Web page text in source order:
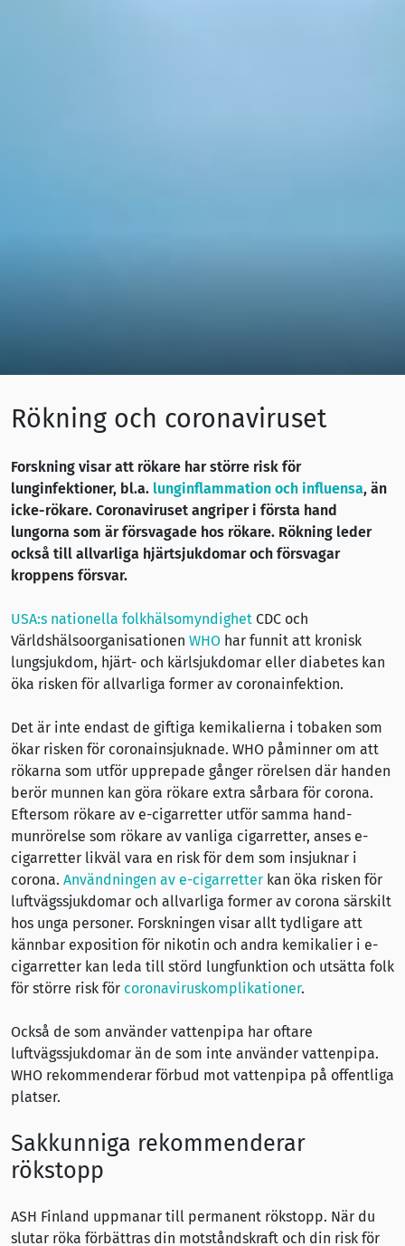
Rökning och coronaviruset
Forskning visar att rökare har större risk för
lunginfektioner, bl.a. lunginflammation och influensa, än
icke-rökare. Coronaviruset angriper i första hand
lungorna som är försvagade hos rökare. Rökning leder
också till allvarliga hjärtsjukdomar och försvagar
kroppens försvar.
USA:s nationella folkhälsomyndighet CDC och
Världshälsoorganisationen WHO har funnit att kronisk
lungsjukdom, hjärt- och kärlsjukdomar eller diabetes kan
öka risken för allvarliga former av coronainfektion.
Det är inte endast de giftiga kemikalierna i tobaken som
ökar risken för coronainsjuknade. WHO påminner om att
rökarna som utför upprepade gånger rörelsen där handen
berör munnen kan göra rökare extra sårbara för corona.
Eftersom rökare av e-cigarretter utför samma hand-
munrörelse som rökare av vanliga cigarretter, anses e-
cigarretter likväl vara en risk för dem som insjuknar i
corona. Användningen av e-cigarretter kan öka risken för
luftvägssjukdomar och allvarliga former av corona särskilt
hos unga personer. Forskningen visar allt tydligare att
kännbar exposition för nikotin och andra kemikalier i e-
cigarretter kan leda till störd lungfunktion och utsätta folk
för större risk för coronaviruskomplikationer.
Också de som använder vattenpipa har oftare
luftvägssjukdomar än de som inte använder vattenpipa.
WHO rekommenderar förbud mot vattenpipa på offentliga
platser.
Sakkunniga rekommenderar
rökstopp
ASH Finland uppmanar till permanent rökstopp. När du
slutar röka förbättras din motståndskraft och din risk för